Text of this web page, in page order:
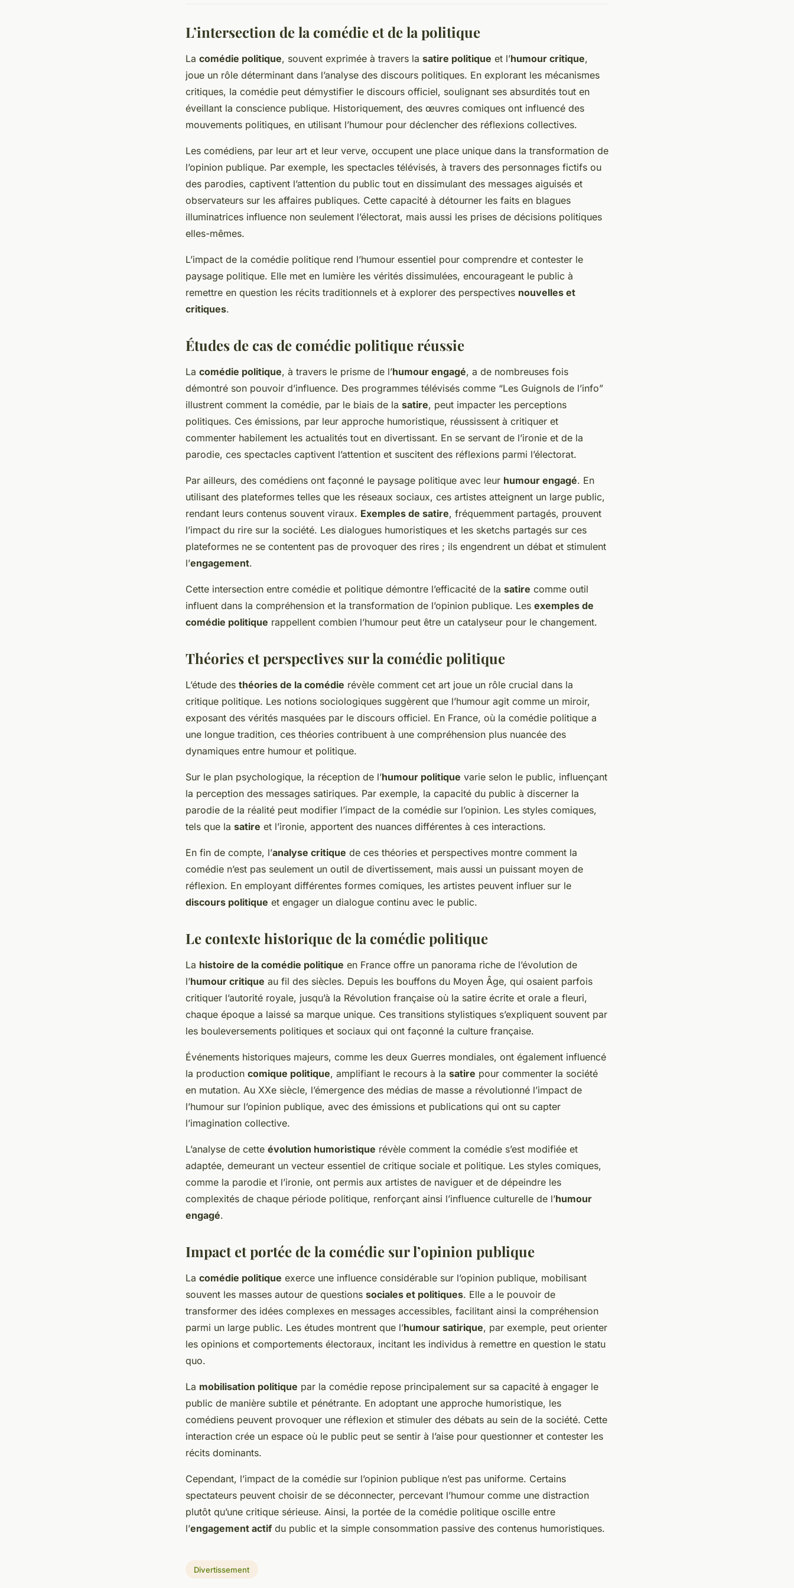
L’intersection de la comédie et de la politique
La comédie politique, souvent exprimée à travers la satire politique et l’humour critique,
joue un rôle déterminant dans l’analyse des discours politiques. En explorant les mécanismes
critiques, la comédie peut démystifier le discours officiel, soulignant ses absurdités tout en
éveillant la conscience publique. Historiquement, des œuvres comiques ont influencé des
mouvements politiques, en utilisant l’humour pour déclencher des réflexions collectives.
Les comédiens, par leur art et leur verve, occupent une place unique dans la transformation de
l’opinion publique. Par exemple, les spectacles télévisés, à travers des personnages fictifs ou
des parodies, captivent l’attention du public tout en dissimulant des messages aiguisés et
observateurs sur les affaires publiques. Cette capacité à détourner les faits en blagues
illuminatrices influence non seulement l’électorat, mais aussi les prises de décisions politiques
elles-mêmes.
L’impact de la comédie politique rend l’humour essentiel pour comprendre et contester le
paysage politique. Elle met en lumière les vérités dissimulées, encourageant le public à
remettre en question les récits traditionnels et à explorer des perspectives nouvelles et
critiques.
Études de cas de comédie politique réussie
La comédie politique, à travers le prisme de l’humour engagé, a de nombreuses fois
démontré son pouvoir d’influence. Des programmes télévisés comme “Les Guignols de l’info”
illustrent comment la comédie, par le biais de la satire, peut impacter les perceptions
politiques. Ces émissions, par leur approche humoristique, réussissent à critiquer et
commenter habilement les actualités tout en divertissant. En se servant de l’ironie et de la
parodie, ces spectacles captivent l’attention et suscitent des réflexions parmi l’électorat.
Par ailleurs, des comédiens ont façonné le paysage politique avec leur humour engagé. En
utilisant des plateformes telles que les réseaux sociaux, ces artistes atteignent un large public,
rendant leurs contenus souvent viraux. Exemples de satire, fréquemment partagés, prouvent
l’impact du rire sur la société. Les dialogues humoristiques et les sketchs partagés sur ces
plateformes ne se contentent pas de provoquer des rires ; ils engendrent un débat et stimulent
l’engagement.
Cette intersection entre comédie et politique démontre l’efficacité de la satire comme outil
influent dans la compréhension et la transformation de l’opinion publique. Les exemples de
comédie politique rappellent combien l’humour peut être un catalyseur pour le changement.
Théories et perspectives sur la comédie politique
L’étude des théories de la comédie révèle comment cet art joue un rôle crucial dans la
critique politique. Les notions sociologiques suggèrent que l’humour agit comme un miroir,
exposant des vérités masquées par le discours officiel. En France, où la comédie politique a
une longue tradition, ces théories contribuent à une compréhension plus nuancée des
dynamiques entre humour et politique.
Sur le plan psychologique, la réception de l’humour politique varie selon le public, influençant
la perception des messages satiriques. Par exemple, la capacité du public à discerner la
parodie de la réalité peut modifier l’impact de la comédie sur l’opinion. Les styles comiques,
tels que la satire et l’ironie, apportent des nuances différentes à ces interactions.
En fin de compte, l’analyse critique de ces théories et perspectives montre comment la
comédie n’est pas seulement un outil de divertissement, mais aussi un puissant moyen de
réflexion. En employant différentes formes comiques, les artistes peuvent influer sur le
discours politique et engager un dialogue continu avec le public.
Le contexte historique de la comédie politique
La histoire de la comédie politique en France offre un panorama riche de l’évolution de
l’humour critique au fil des siècles. Depuis les bouffons du Moyen Âge, qui osaient parfois
critiquer l’autorité royale, jusqu’à la Révolution française où la satire écrite et orale a fleuri,
chaque époque a laissé sa marque unique. Ces transitions stylistiques s’expliquent souvent par
les bouleversements politiques et sociaux qui ont façonné la culture française.
Événements historiques majeurs, comme les deux Guerres mondiales, ont également influencé
la production comique politique, amplifiant le recours à la satire pour commenter la société
en mutation. Au XXe siècle, l’émergence des médias de masse a révolutionné l’impact de
l’humour sur l’opinion publique, avec des émissions et publications qui ont su capter
l’imagination collective.
L’analyse de cette évolution humoristique révèle comment la comédie s’est modifiée et
adaptée, demeurant un vecteur essentiel de critique sociale et politique. Les styles comiques,
comme la parodie et l’ironie, ont permis aux artistes de naviguer et de dépeindre les
complexités de chaque période politique, renforçant ainsi l’influence culturelle de l’humour
engagé.
Impact et portée de la comédie sur l’opinion publique
La comédie politique exerce une influence considérable sur l’opinion publique, mobilisant
souvent les masses autour de questions sociales et politiques. Elle a le pouvoir de
transformer des idées complexes en messages accessibles, facilitant ainsi la compréhension
parmi un large public. Les études montrent que l’humour satirique, par exemple, peut orienter
les opinions et comportements électoraux, incitant les individus à remettre en question le statu
quo.
La mobilisation politique par la comédie repose principalement sur sa capacité à engager le
public de manière subtile et pénétrante. En adoptant une approche humoristique, les
comédiens peuvent provoquer une réflexion et stimuler des débats au sein de la société. Cette
interaction crée un espace où le public peut se sentir à l’aise pour questionner et contester les
récits dominants.
Cependant, l’impact de la comédie sur l’opinion publique n’est pas uniforme. Certains
spectateurs peuvent choisir de se déconnecter, percevant l’humour comme une distraction
plutôt qu’une critique sérieuse. Ainsi, la portée de la comédie politique oscille entre
l’engagement actif du public et la simple consommation passive des contenus humoristiques.
Divertissement